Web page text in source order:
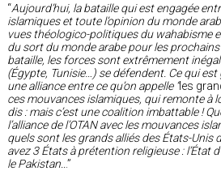
“Aujourd’hui, la bataille qui est engagée
islamiques et toute l’opinion du monde
vues théologico-politiques du wahabisme
du sort du monde arabe pour les prochains
bataille, les forces sont extrêmement
(Égypte, Tunisie…) se défendent. Ce qui est
une alliance entre ce qu’on appelle “les
ces mouvances islamiques, qui remonte à
dis : mais c’est une coalition imbattable !
l’alliance de l’OTAN avec les mouvances
quels sont les grands alliés des États-Unis
avez 3 États à prétention religieuse : l’État
le Pakistan.. .”